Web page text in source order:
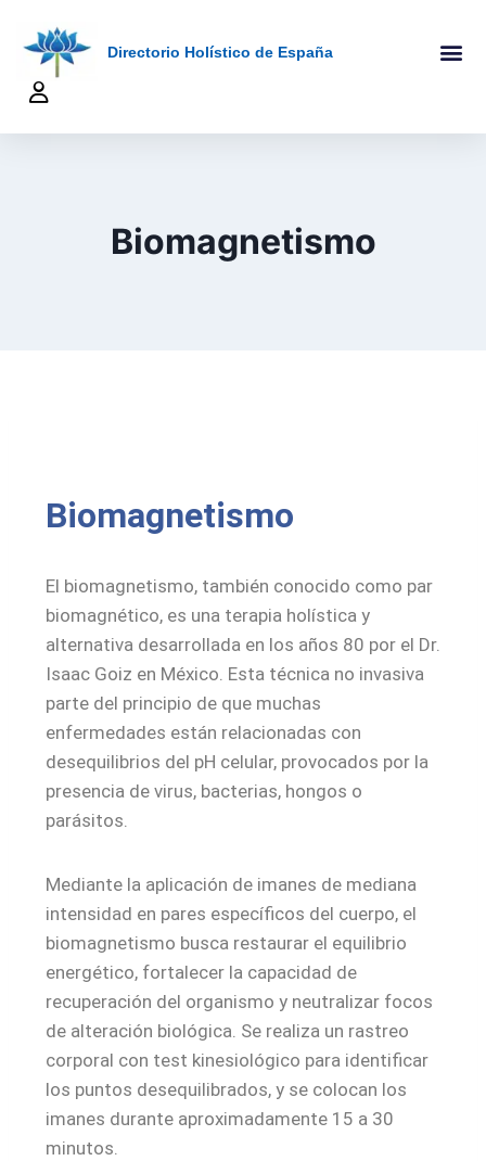
Directorio Holístico de España
Biomagnetismo
Biomagnetismo
El biomagnetismo, también conocido como par
biomagnético, es una terapia holística y
alternativa desarrollada en los años 80 por el Dr.
Isaac Goiz en México. Esta técnica no invasiva
parte del principio de que muchas
enfermedades están relacionadas con
desequilibrios del pH celular, provocados por la
presencia de virus, bacterias, hongos o
parásitos.
Mediante la aplicación de imanes de mediana
intensidad en pares específicos del cuerpo, el
biomagnetismo busca restaurar el equilibrio
energético, fortalecer la capacidad de
recuperación del organismo y neutralizar focos
de alteración biológica. Se realiza un rastreo
corporal con test kinesiológico para identificar
los puntos desequilibrados, y se colocan los
imanes durante aproximadamente 15 a 30
minutos.